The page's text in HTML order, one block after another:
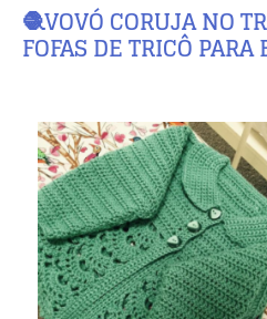
🧶VOVÓ CORUJA NO
FOFAS DE TRICÔ